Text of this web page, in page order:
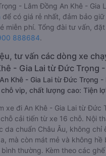
- Lâm Đồng An Khê - Gia
để có giá rẻ nhất, đảm bảo
miễn phí. Tổng đài tư vấn,
888684.
tư vấn các dòng xe
- Gia Lai từ Đức Trọng
Khê - Gia Lai từ Đức Trọng -
vip, chất lượng cao: Tiện
xe đi An Khê - Gia Lai từ Đức
cải tiến từ xe 16 chỗ. Nội
da chuẩn Châu Âu, không chỉ
mà còn mát mẻ và không hề
thường. Kèm theo các